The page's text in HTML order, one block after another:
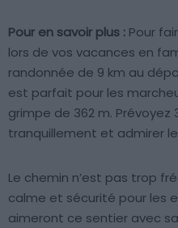
Pour en savoir plus : Pour
lors de vos vacances en
randonnée de 9 km au
est parfait pour les
grimpe de 362 m. Prévoyez
tranquillement et admirer
Le chemin n’est pas trop
calme et sécurité pour les
aimeront ce sentier avec